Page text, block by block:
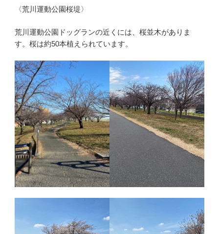
〈荒川運動公園桜堤〉
荒川運動公園ドッグランの近くには、桜並木がありま
す。桜は約50本植えられています。